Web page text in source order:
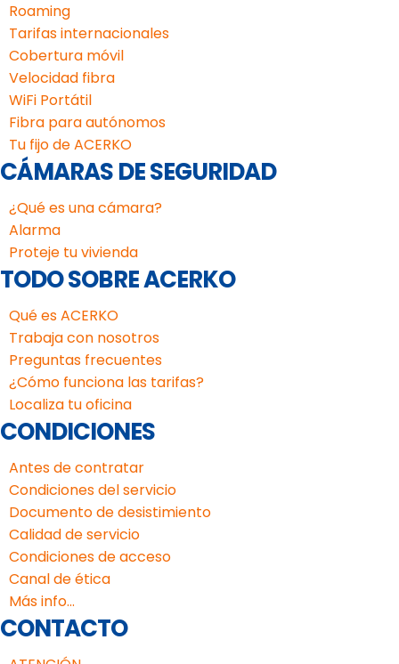
Roaming
Tarifas internacionales
Cobertura móvil
Velocidad fibra
WiFi Portátil
Fibra para autónomos
Tu fijo de ACERKO
CÁMARAS DE SEGURIDAD
¿Qué es una cámara?
Alarma
Proteje tu vivienda
TODO SOBRE ACERKO
Qué es ACERKO
Trabaja con nosotros
Preguntas frecuentes
¿Cómo funciona las tarifas?
Localiza tu oficina
CONDICIONES
Antes de contratar
Condiciones del servicio
Documento de desistimiento
Calidad de servicio
Condiciones de acceso
Canal de ética
Más info...
CONTACTO